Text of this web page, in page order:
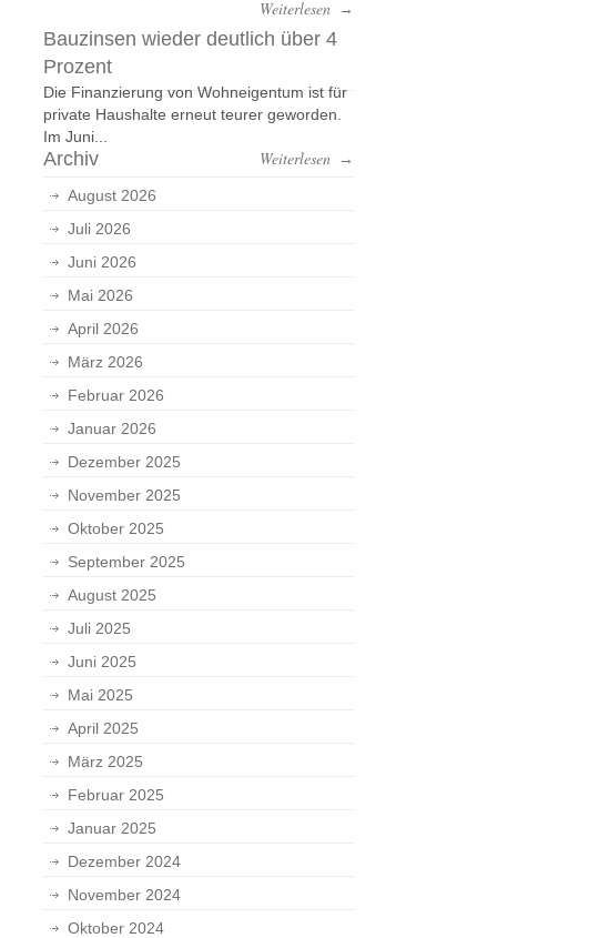
Weiterlesen →
Bauzinsen wieder deutlich über 4
Prozent
Die Finanzierung von Wohneigentum ist für
private Haushalte erneut teurer geworden.
Im Juni...
Weiterlesen →
Archiv
August 2026
Juli 2026
Juni 2026
Mai 2026
April 2026
März 2026
Februar 2026
Januar 2026
Dezember 2025
November 2025
Oktober 2025
September 2025
August 2025
Juli 2025
Juni 2025
Mai 2025
April 2025
März 2025
Februar 2025
Januar 2025
Dezember 2024
November 2024
Oktober 2024